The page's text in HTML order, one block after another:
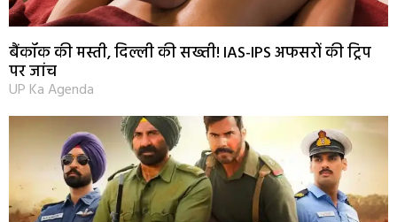
बैंकॉक की मस्ती, दिल्ली की सख्ती! IAS-IPS अफसरों की ट्रिप
पर जांच
UP Ka Agenda